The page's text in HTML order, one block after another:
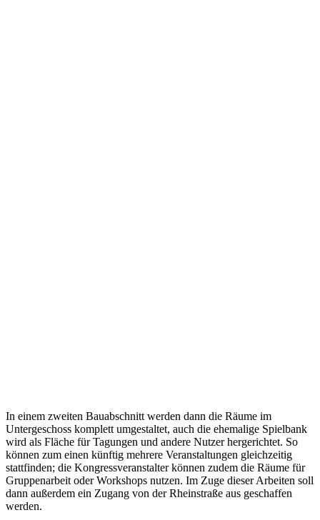
In einem zweiten Bauabschnitt werden dann die Räume im
Untergeschoss komplett umgestaltet, auch die ehemalige Spielbank
wird als Fläche für Tagungen und andere Nutzer hergerichtet. So
können zum einen künftig mehrere Veranstaltungen gleichzeitig
stattfinden; die Kongressveranstalter können zudem die Räume für
Gruppenarbeit oder Workshops nutzen. Im Zuge dieser Arbeiten soll
dann außerdem ein Zugang von der Rheinstraße aus geschaffen
werden.